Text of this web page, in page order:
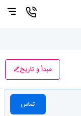
مبدأ و تاریخ
تماس